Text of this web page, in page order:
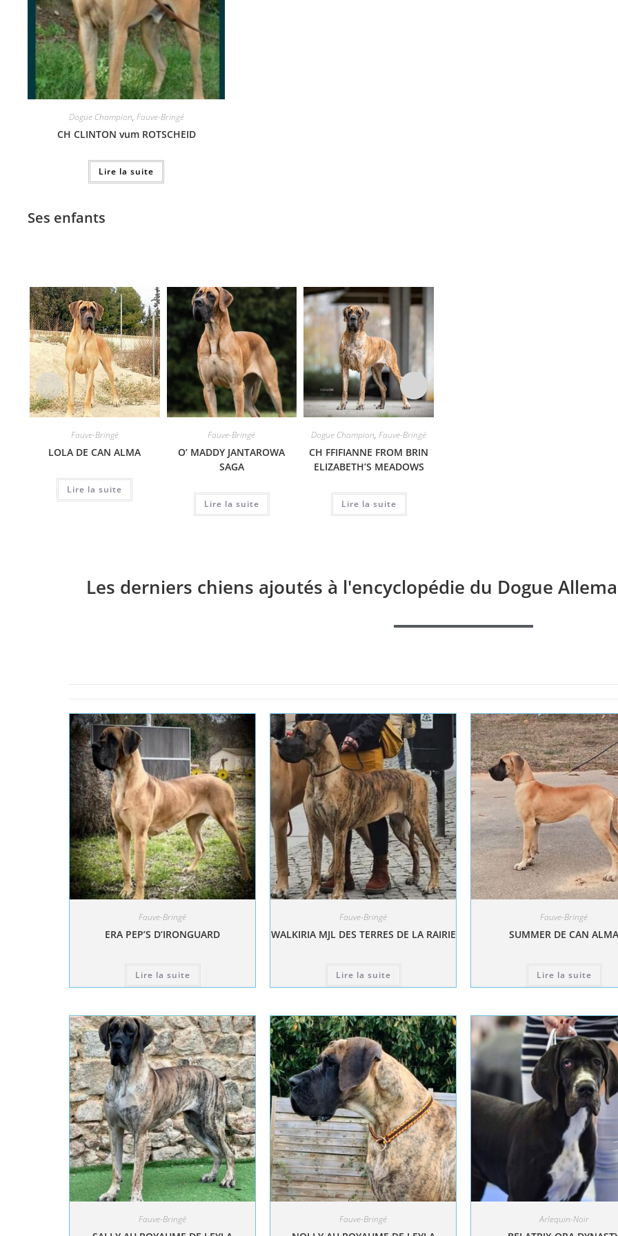
Dogue Champion, Fauve-Bringé
CH CLINTON vum ROTSCHEID
Lire la suite
Ses enfants
Fauve-Bringé
LOLA DE CAN ALMA
Lire la suite
Fauve-Bringé
O’ MADDY JANTAROWA
SAGA
Lire la suite
Dogue Champion,Fauve-Bringé
CH FFIFIANNE FROM BRIN
ELIZABETH’S MEADOWS
Lire la suite
Les derniers chiens ajoutés à l'encyclopédie du Dogue
Fauve-Bringé
ERA PEP’S D’IRONGUARD
Lire la suite
Fauve-Bringé
WALKIRIA MJL DES TERRES DE LA RAIRIE
Lire la suite
Fauve-Bringé
SUMMER DE CAN ALMA
Lire la suite
Fauve-Bringé Fauve-Bringé Arlequin-Noir